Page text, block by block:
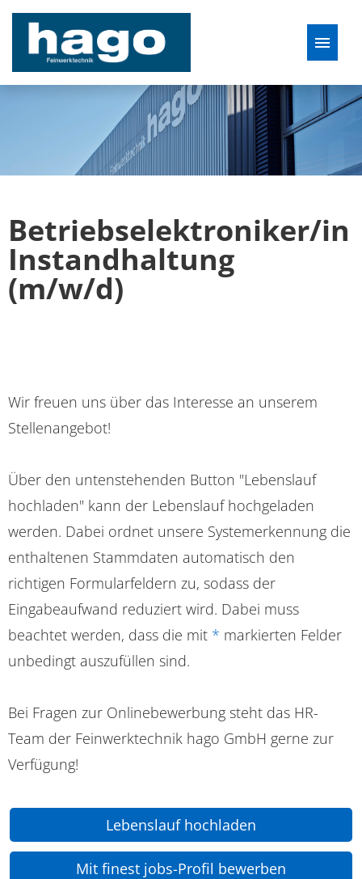
Stellenangebote
Betriebselektroniker/in
Instandhaltung
(m/w/d)
Wir freuen uns über das Interesse an unserem
Stellenangebot!
Über den untenstehenden Button "Lebenslauf
hochladen" kann der Lebenslauf hochgeladen
werden. Dabei ordnet unsere Systemerkennung die
enthaltenen Stammdaten automatisch den
richtigen Formularfeldern zu, sodass der
Eingabeaufwand reduziert wird. Dabei muss
beachtet werden, dass die mit * markierten Felder
unbedingt auszufüllen sind.
Bei Fragen zur Onlinebewerbung steht das HR-
Team der Feinwerktechnik hago GmbH gerne zur
Verfügung!
Lebenslauf hochladen
Mit finest jobs-Profil bewerben